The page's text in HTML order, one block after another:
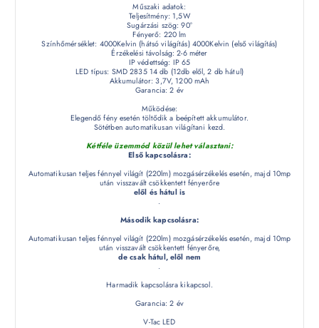
Műszaki adatok:
Teljesítmény: 1,5W
Sugárzási szög: 90°
Fényerő: 220 lm
Színhőmérséklet: 4000Kelvin (hátsó világítás) 4000Kelvin (első világítás)
Érzékelési távolság: 2-6 méter
IP védettség: IP 65
LED típus: SMD 2835 14 db (12db elől, 2 db hátul)
Akkumulátor: 3,7V, 1200 mAh
Garancia: 2 év
Működése:
Elegendő fény esetén töltődik a beépített akkumulátor.
Sötétben automatikusan világítani kezd.
Kétféle üzemmód közül lehet választani:
Első kapcsolásra:
Automatikusan teljes fénnyel világít (220lm) mozgásérzékelés esetén, majd 10mp
után visszavált csökkentett fényerőre
elől és hátul is
.
Második kapcsolásra:
Automatikusan teljes fénnyel világít (220lm) mozgásérzékelés esetén, majd 10mp
után visszavált csökkentett fényerőre,
de csak hátul, elől nem
.
Harmadik kapcsolásra kikapcsol.
Garancia: 2 év
V-Tac LED